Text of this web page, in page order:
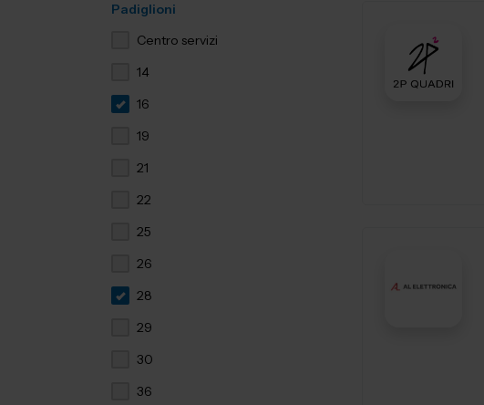
Padiglioni
Centro servizi
14
16
19
21
22
25
26
28
29
30
36